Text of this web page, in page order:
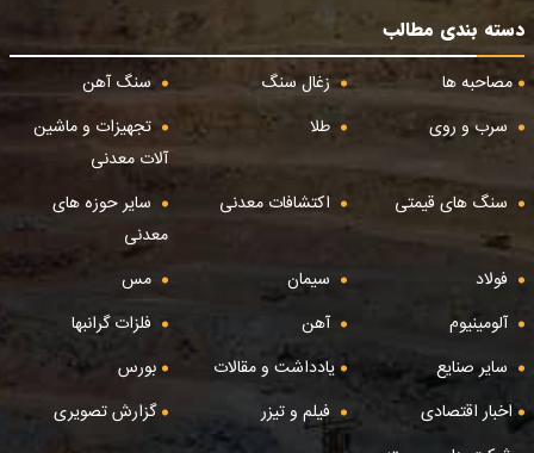
دسته بندی مطالب
مصاحبه ها
زغال سنگ
سنگ آهن
سرب و روی
طلا
تجهیزات و ماشین
آلات معدنی
سنگ های قیمتی
اکتشافات معدنی
سایر حوزه های
معدنی
فولاد
سیمان
مس
آلومینیوم
آهن
فلزات گرانبها
سایر صنایع
یادداشت و مقالات
بورس
اخبار اقتصادی
فیلم و تیزر
گزارش تصویری